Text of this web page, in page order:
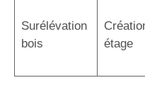
Surélévation
bois
étage